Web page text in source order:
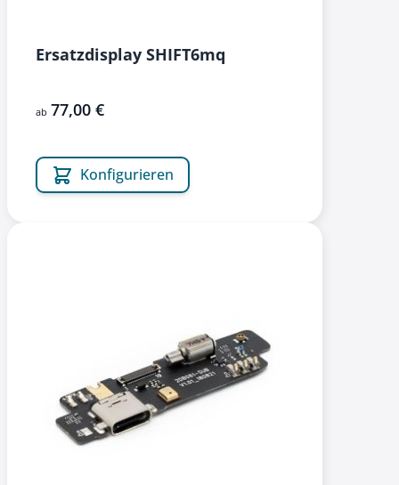
Ersatzdisplay SHIFT6mq
ab 77,00 €
Konfigurieren